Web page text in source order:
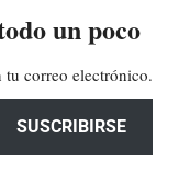
un poco
tu correo electrónico.
SUSCRIBIRSE